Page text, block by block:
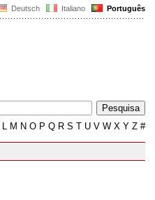
Deutsch Italiano Português
L M N O P Q R S T U V W X Y Z #